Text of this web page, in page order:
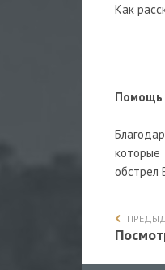
Как
Помощь
которые
обстрел